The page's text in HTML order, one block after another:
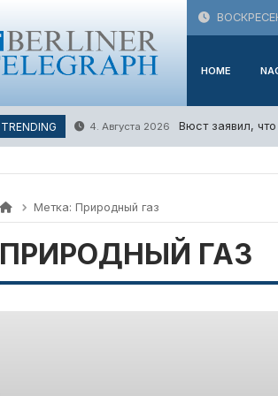
HOME
TRENDING 4. Августа 2026 Вюст заявил,
Метка: Природный газ
ПРИРОДНЫЙ ГАЗ